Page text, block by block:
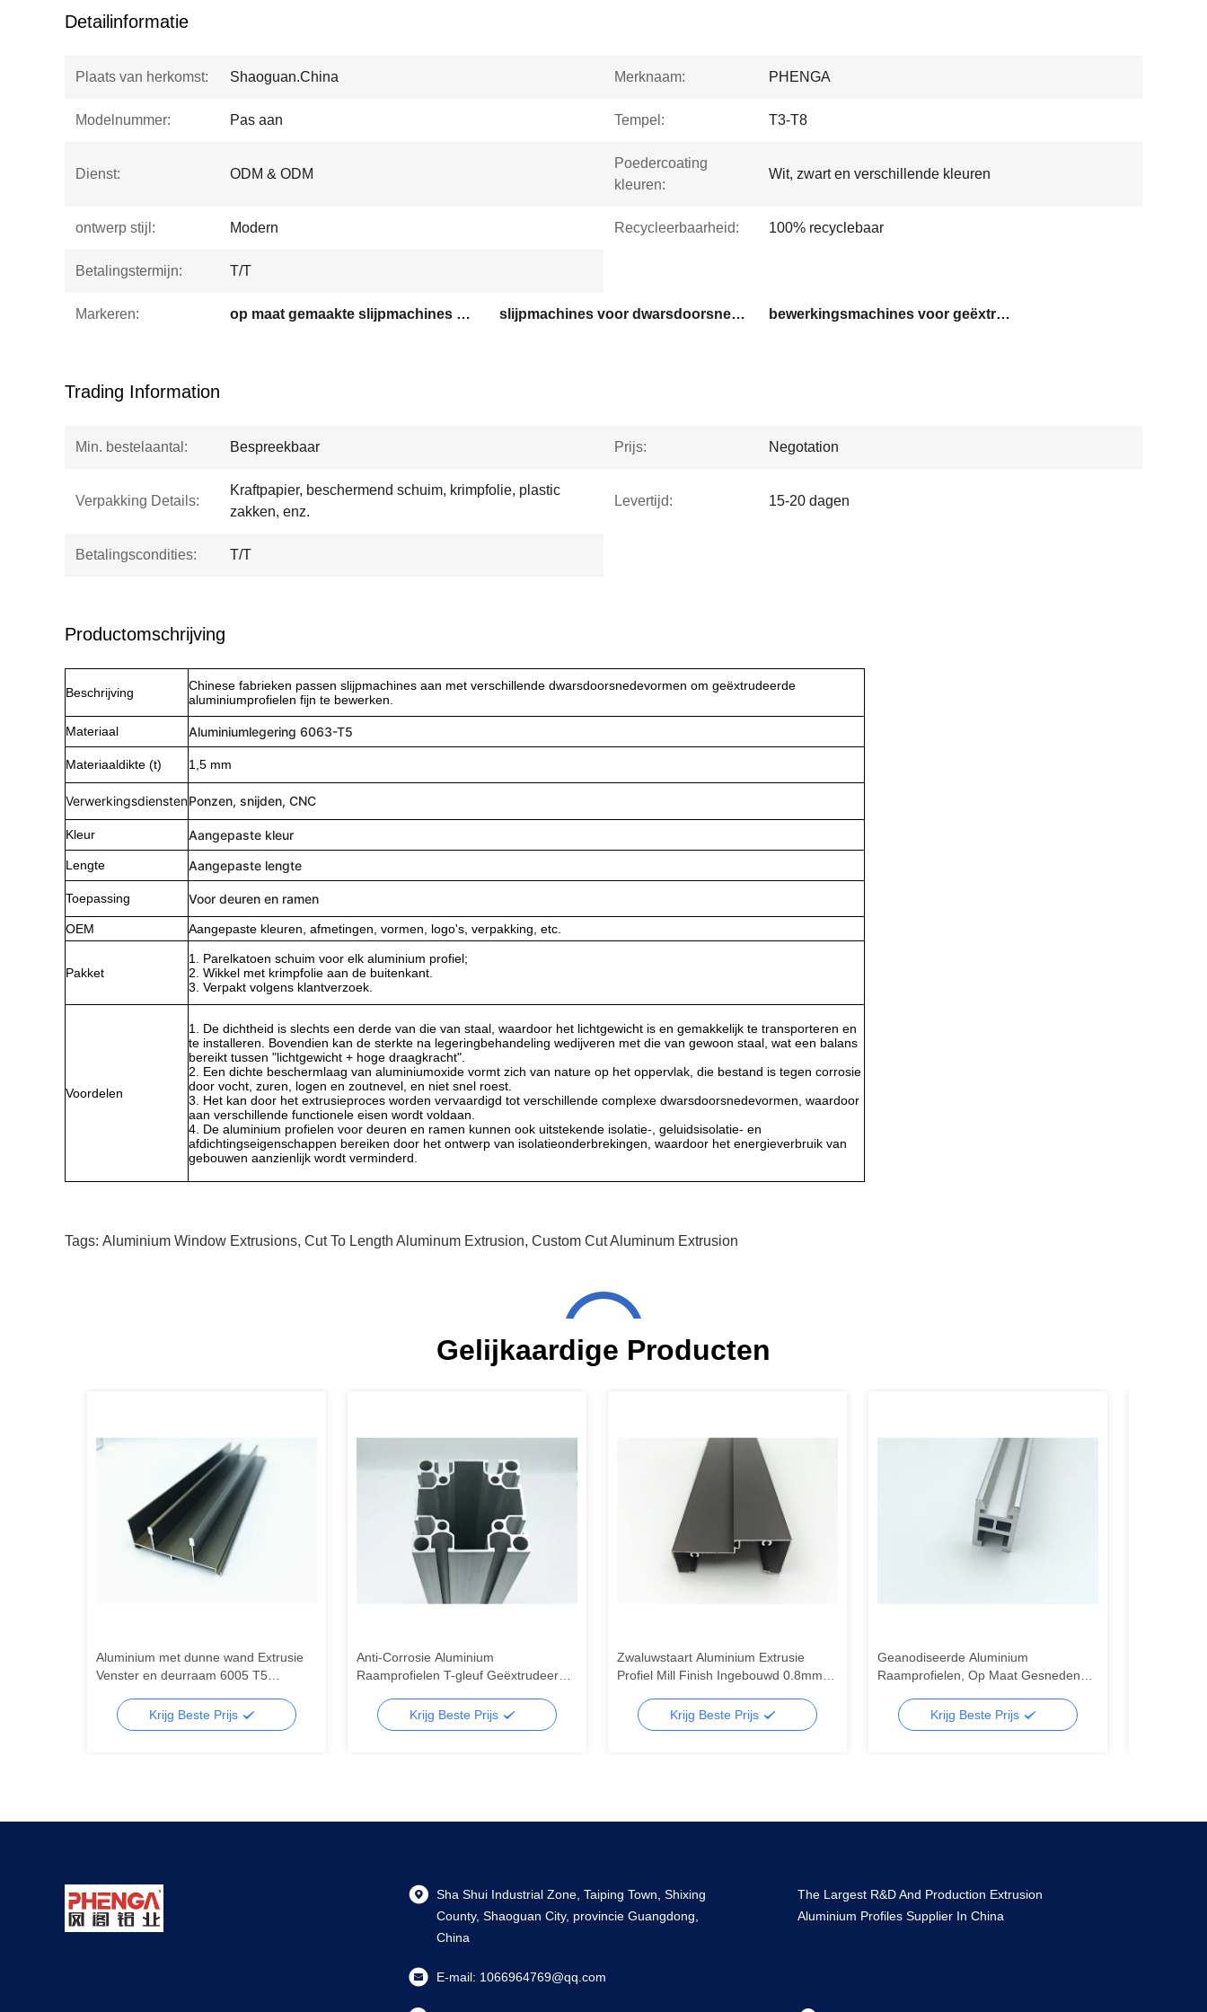
Detailinformatie
Plaats van herkomst: Shaoguan.China Merknaam: PHENGA
Modelnummer: Pas aan Tempel: T3-T8
Dienst: ODM & ODM
Poedercoating
kleuren:
Wit, zwart en verschillende kleuren
ontwerp stijl: Modern Recycleerbaarheid: 100% recyclebaar
Betalingstermijn: T/T
Markeren: op maat gemaakte slijpmachines voor aluminiumprofielen slijpmachines voor dwarsdoorsnedevormen bewerkingsmachines voor geëxtrudeerde aluminiumprofielen
Trading Information
Min. bestelaantal: Bespreekbaar Prijs: Negotation
Verpakking Details:
Kraftpapier, beschermend schuim, krimpfolie, plastic
zakken, enz.
Levertijd: 15-20 dagen
Betalingscondities: T/T
Productomschrijving
Beschrijving
Chinese fabrieken passen slijpmachines aan met verschillende dwarsdoorsnedevormen om geëxtrudeerde
aluminiumprofielen fijn te bewerken.
Materiaal Aluminiumlegering 6063-T5
Materiaaldikte (t) 1,5 mm
VerwerkingsdienstenPonzen, snijden, CNC
Kleur Aangepaste kleur
Lengte Aangepaste lengte
Toepassing Voor deuren en ramen
OEM Aangepaste kleuren, afmetingen, vormen, logo's, verpakking, etc.
Pakket
1. Parelkatoen schuim voor elk aluminium profiel;
2. Wikkel met krimpfolie aan de buitenkant.
3. Verpakt volgens klantverzoek.
Voordelen
1. De dichtheid is slechts een derde van die van staal, waardoor het lichtgewicht is en gemakkelijk te transporteren en
te installeren. Bovendien kan de sterkte na legeringbehandeling wedijveren met die van gewoon staal, wat een balans
bereikt tussen "lichtgewicht + hoge draagkracht".
2. Een dichte beschermlaag van aluminiumoxide vormt zich van nature op het oppervlak, die bestand is tegen corrosie
door vocht, zuren, logen en zoutnevel, en niet snel roest.
3. Het kan door het extrusieproces worden vervaardigd tot verschillende complexe dwarsdoorsnedevormen, waardoor
aan verschillende functionele eisen wordt voldaan.
4. De aluminium profielen voor deuren en ramen kunnen ook uitstekende isolatie-, geluidsisolatie- en
afdichtingseigenschappen bereiken door het ontwerp van isolatieonderbrekingen, waardoor het energieverbruik van
gebouwen aanzienlijk wordt verminderd.
Tags: Aluminium Window Extrusions, Cut To Length Aluminum Extrusion, Custom Cut Aluminum Extrusion
Gelijkaardige Producten
Aluminium met dunne wand Extrusie
Venster en deurraam 6005 T5
Krijg Beste Prijs
Anti-Corrosie Aluminium
Raamprofielen T-gleuf Geëxtrudeerde
Krijg Beste Prijs
Zwaluwstaart Aluminium Extrusie
Profiel Mill Finish Ingebouwd 0.8mm-
Krijg Beste Prijs
Geanodiseerde Aluminium
Raamprofielen, Op Maat Gesneden
Krijg Beste Prijs
Sha Shui Industrial Zone, Taiping Town, Shixing
County, Shaoguan City, provincie Guangdong,
China
E-mail: 1066964769@qq.com
The Largest R&D And Production Extrusion
Aluminium Profiles Supplier In China